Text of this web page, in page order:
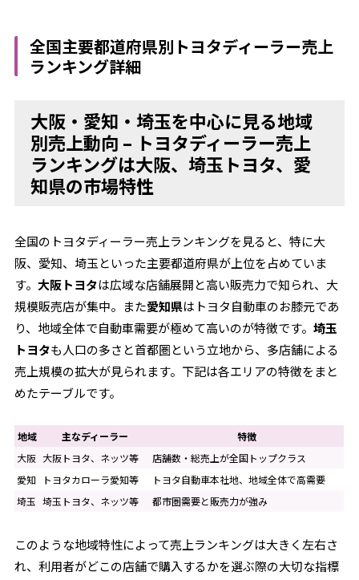
全国主要都道府県別トヨタディーラー売上
ランキング詳細
大阪・愛知・埼玉を中心に見る地域
別売上動向 – トヨタディーラー売上
ランキングは大阪、埼玉トヨタ、愛
知県の市場特性
全国のトヨタディーラー売上ランキングを見ると、特に大
阪、愛知、埼玉といった主要都道府県が上位を占めていま
す。大阪トヨタは広域な店舗展開と高い販売力で知られ、大
規模販売店が集中。また愛知県はトヨタ自動車のお膝元であ
り、地域全体で自動車需要が極めて高いのが特徴です。埼玉
トヨタも人口の多さと首都圏という立地から、多店舗による
売上規模の拡大が見られます。下記は各エリアの特徴をまと
めたテーブルです。
地域 主なディーラー
特徴
大阪 大阪トヨタ、ネッツ等
店舗数・総売上が全国トップクラス
愛知
トヨタカローラ愛知等
トヨタ自動車本社地、地域全体で高需要
埼玉 埼玉トヨタ、ネッツ等 都市圏需要と販売力が強み
このような地域特性によって売上ランキングは大きく左右さ
れ、利用者がどこの店舗で購入するかを選ぶ際の大切な指標